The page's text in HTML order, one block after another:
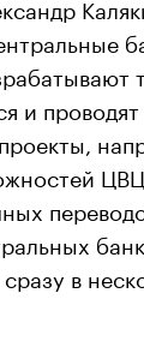
и
в